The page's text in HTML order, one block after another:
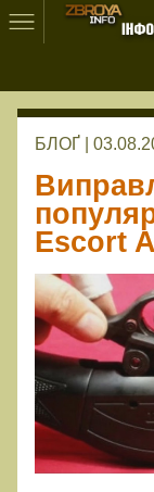
БЛОҐ |
Escort